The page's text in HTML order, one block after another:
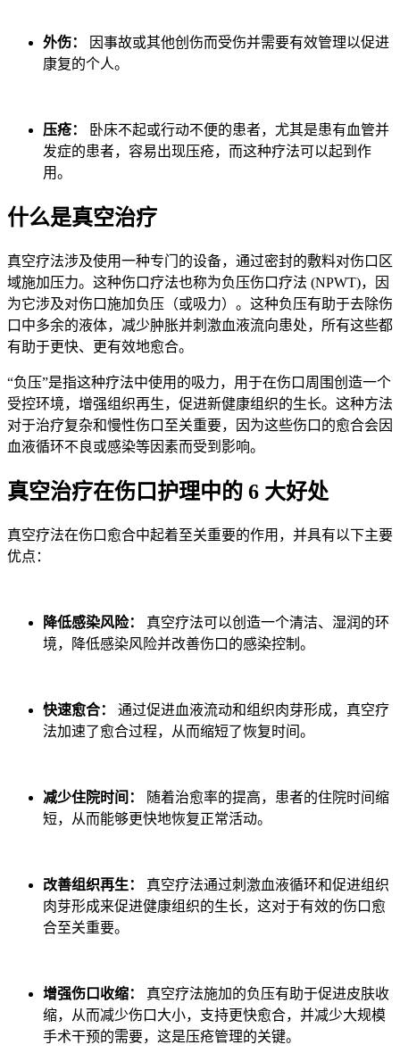
外伤：
因事故或其他创伤而受伤并需要有效管理以促进
康复的个人。
压疮：
卧床不起或行动不便的患者，尤其是患有血管并
发症的患者，容易出现压疮，而这种疗法可以起到作
用。
什么是真空治疗
真空疗法涉及使用一种专门的设备，通过密封的敷料对伤口区
域施加压力。这种伤口疗法也称为负压伤口疗法 (NPWT)，因
为它涉及对伤口施加负压（或吸力）。这种负压有助于去除伤
口中多余的液体，减少肿胀并刺激血液流向患处，所有这些都
有助于更快、更有效地愈合。
“负压”是指这种疗法中使用的吸力，用于在伤口周围创造一个
受控环境，增强组织再生，促进新健康组织的生长。这种方法
对于治疗复杂和慢性伤口至关重要，因为这些伤口的愈合会因
血液循环不良或感染等因素而受到影响。
真空治疗在伤口护理中的 6 大好处
真空疗法在伤口愈合中起着至关重要的作用，并具有以下主要
优点：
降低感染风险：
真空疗法可以创造一个清洁、湿润的环
境，降低感染风险并改善伤口的感染控制。
快速愈合：
通过促进血液流动和组织肉芽形成，真空疗
法加速了愈合过程，从而缩短了恢复时间。
减少住院时间：
随着治愈率的提高，患者的住院时间缩
短，从而能够更快地恢复正常活动。
改善组织再生：
真空疗法通过刺激血液循环和促进组织
肉芽形成来促进健康组织的生长，这对于有效的伤口愈
合至关重要。
增强伤口收缩：
真空疗法施加的负压有助于促进皮肤收
缩，从而减少伤口大小，支持更快愈合，并减少大规模
手术干预的需要，这是压疮管理的关键。